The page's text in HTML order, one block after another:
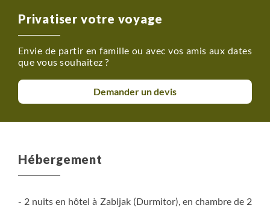
Privatiser votre voyage
Envie de partir en famille ou avec vos amis aux dates
que vous souhaitez ?
Demander un devis
Hébergement
- 2 nuits en hôtel à Zabljak (Durmitor), en chambre de 2